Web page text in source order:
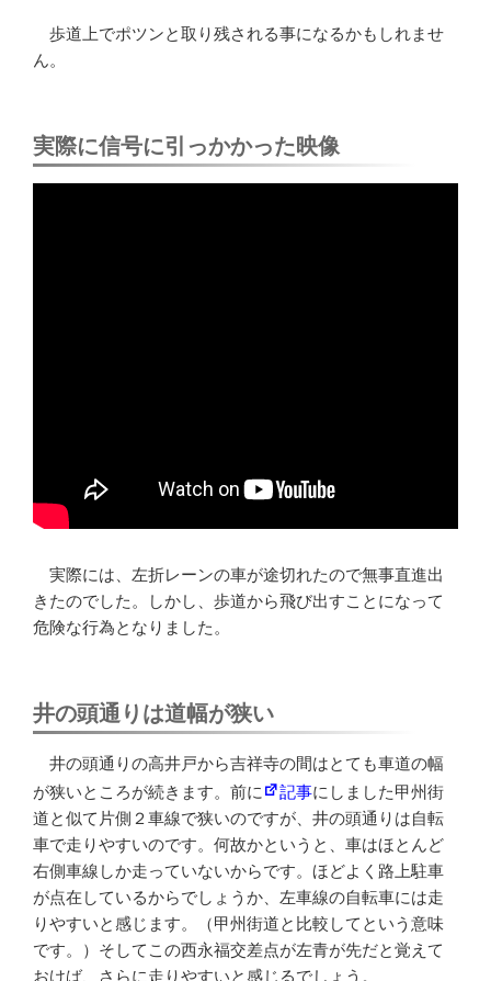
歩道上でポツンと取り残される事になるかもしれませ
ん。
実際に信号に引っかかった映像
実際には、左折レーンの車が途切れたので無事直進出
きたのでした。しかし、歩道から飛び出すことになって
危険な行為となりました。
井の頭通りは道幅が狭い
井の頭通りの高井戸から吉祥寺の間はとても車道の幅
が狭いところが続きます。前に
記事にしました甲州街
道と似て片側２車線で狭いのですが、井の頭通りは自転
車で走りやすいのです。何故かというと、車はほとんど
右側車線しか走っていないからです。ほどよく路上駐車
が点在しているからでしょうか、左車線の自転車には走
りやすいと感じます。（甲州街道と比較してという意味
です。）そしてこの西永福交差点が左青が先だと覚えて
おけば、さらに走りやすいと感じるでしょう。